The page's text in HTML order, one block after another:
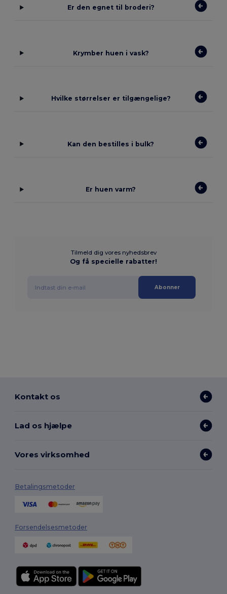
Er den egnet til broderi?
Krymber huen i vask?
Hvilke størrelser er tilgængelige?
Kan den bestilles i bulk?
Er huen varm?
Tilmeld dig vores nyhedsbrev
Og få specielle rabatter!
Abonner
Kontakt os
Lad os hjælpe
Vores virksomhed
Betalingsmetoder
Forsendelsesmetoder